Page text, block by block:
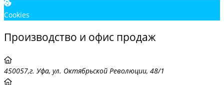
Cookies
Производство и офис продаж
450057,г. Уфа, ул. Октябрьской Революции, 48/1